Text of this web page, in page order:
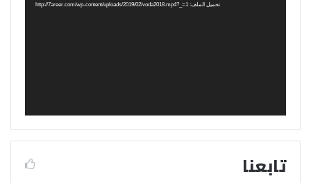
تحميل الملف: http://7areer.com/wp-content/uploads/2019/02/voda2018.mp4?_=1
تابعنا